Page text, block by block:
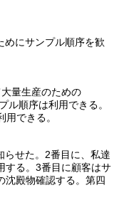
めにサンプル順序を歓
量生産のための
ル順序は利用できる。
できる。
らせた。2番目に、私達
する。3番目に顧客はサ
沈殿物確認する。第四